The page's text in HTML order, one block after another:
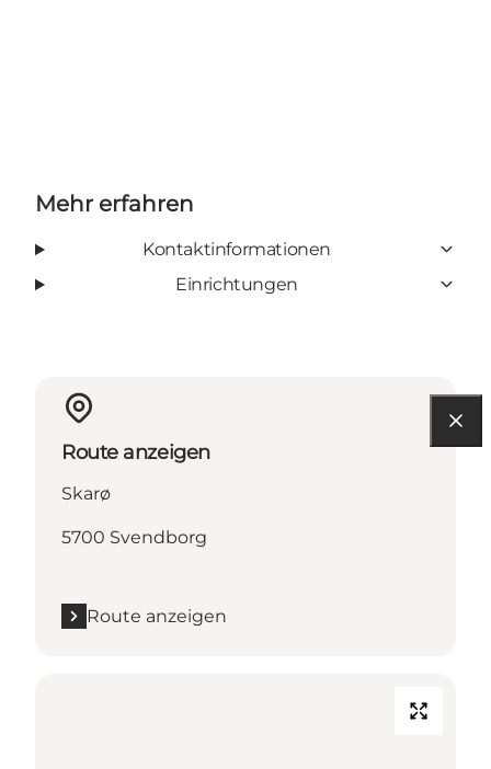
Mehr erfahren
Kontaktinformationen
Einrichtungen
Route anzeigen
Skarø
5700 Svendborg
Route anzeigen